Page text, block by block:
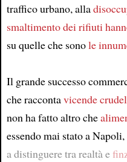
traffico urbano, alla
smaltimento dei rifiuti
su quelle che sonole
Il grande successo
che raccontavicende
non ha fatto altro che
essendo mai stato a
a distinguere tra realtà e